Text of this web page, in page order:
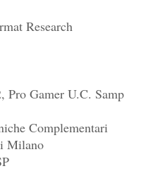
Research
Pro Gamer U.C. Samp
Complementari
Milano